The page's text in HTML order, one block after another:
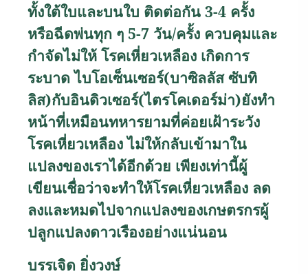
ทั้งใต้ใบและบนใบ ติดต่อกัน 3-4 ครั้ง
หรือฉีดพ่นทุก ๆ 5-7 วัน/ครั้ง ควบคุมและ
กำจัดไม่ให้ โรคเหี่ยวเหลือง เกิดการ
ระบาด ไบโอเซ็นเซอร์(บาซิลลัส ซับทิ
ลิส)กับอินดิวเซอร์(ไตรโคเดอร์ม่า)ยังทำ
หน้าที่เหมือนทหารยามที่ค่อยเฝ้าระวัง
โรคเหี่ยวเหลือง ไม่ให้กลับเข้ามาใน
แปลงของเราได้อีกด้วย เพียงเท่านี้ผู้
เขียนเชื่อว่าจะทำให้โรคเหี่ยวเหลือง ลด
ลงและหมดไปจากแปลงของเกษตรกรผู้
ปลูกแปลงดาวเรืองอย่างแน่นอน
บรรเจิด ยิ่งวงษ์